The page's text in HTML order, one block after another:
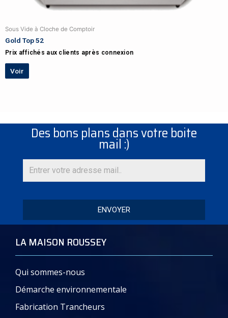
Sous Vide à Cloche de Comptoir
Gold Top 52
Prix affichés aux clients après connexion
Voir
Des bons plans dans votre boite
mail :)
ENVOYER
LA MAISON ROUSSEY
Qui sommes-nous
Démarche environnementale
Fabrication Trancheurs